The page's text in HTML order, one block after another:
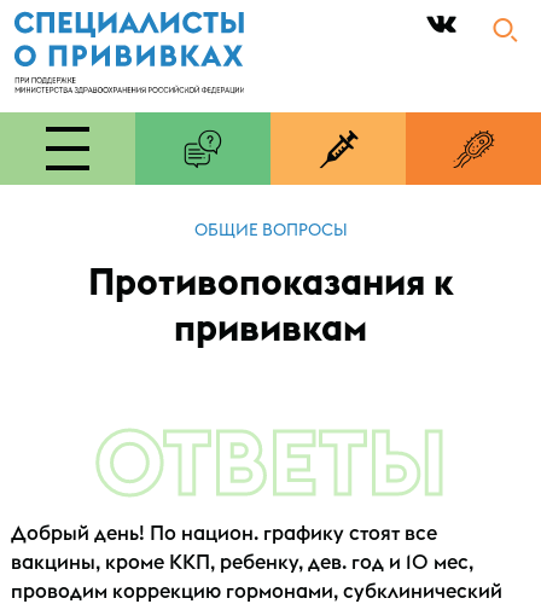
|
ОБЩИЕ ВОПРОСЫ
Противопоказания к
прививкам
ОТВЕТЫ
Добрый день! По национ. графику стоят все
вакцины, кроме ККП, ребенку, дев. год и 10 мес,
проводим коррекцию гормонами, субклинический